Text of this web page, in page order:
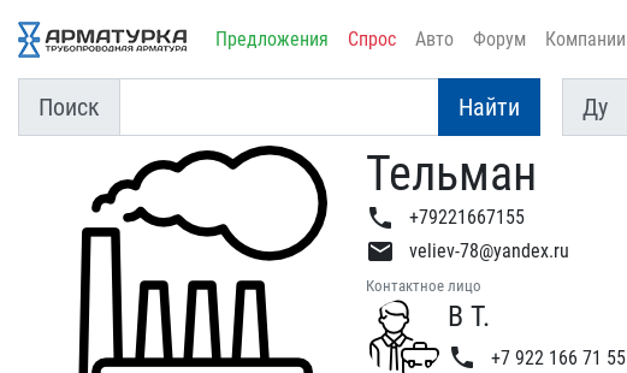
Предложения Спрос Авто Форум Компании
Поиск Найти
Ду
Ду
Тельман
phone +79221667155
email veliev-78@yandex.ru
Контактное лицо
В Т.
phone +7 922 166 71 55